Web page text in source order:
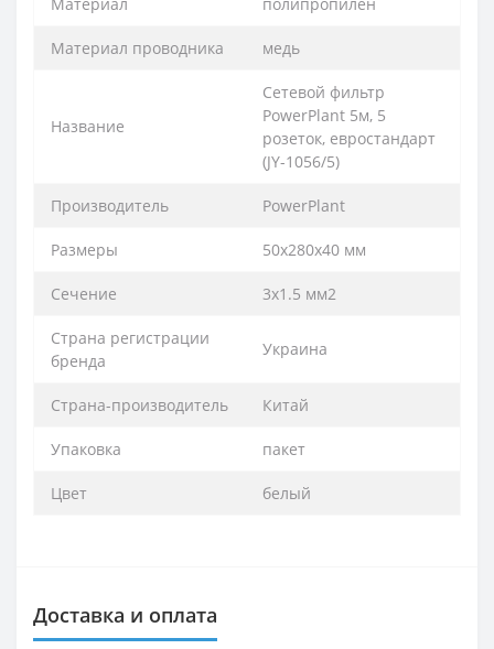
Материал проводника медь
Название
Сетевой фильтр
PowerPlant 5м, 5
розеток, евростандарт
(JY-1056/5)
Производитель PowerPlant
Размеры 50x280x40 мм
Сечение 3х1.5 мм2
Страна регистрации
бренда
Украина
Страна-производитель Китай
Упаковка пакет
Цвет белый
Доставка и оплата